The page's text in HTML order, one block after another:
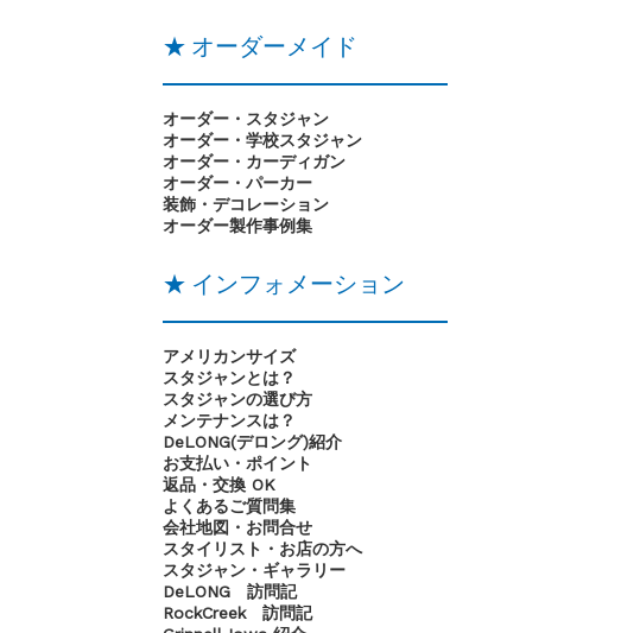
★ オーダーメイド
オーダー・スタジャン
オーダー・学校スタジャン
オーダー・カーディガン
オーダー・パーカー
装飾・デコレーション
オーダー製作事例集
★ インフォメーション
アメリカンサイズ
スタジャンとは？
スタジャンの選び方
メンテナンスは？
DeLONG(デロング)紹介
お支払い・ポイント
返品・交換 OK
よくあるご質問集
会社地図・お問合せ
スタイリスト・お店の方へ
スタジャン・ギャラリー
DeLONG 訪問記
RockCreek 訪問記